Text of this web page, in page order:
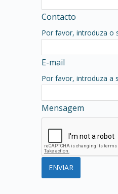
Contacto
Por favor, introduza o
E-mail
Por favor, introduza a
Mensagem